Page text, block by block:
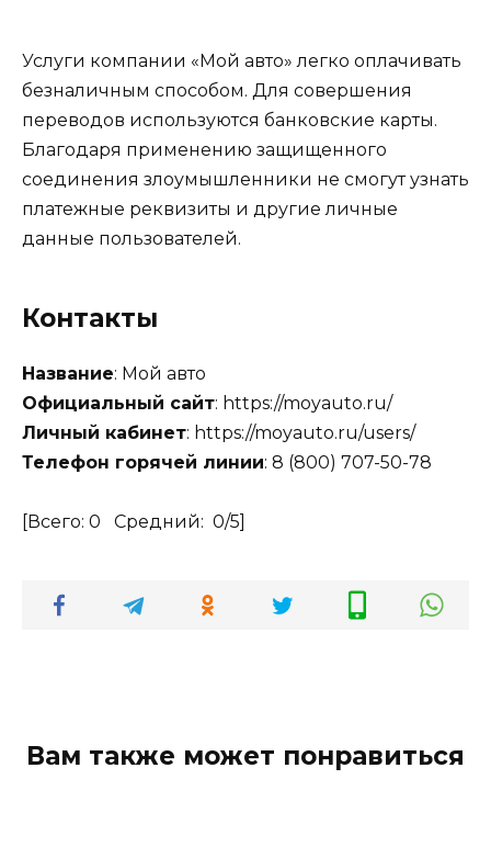
Услуги компании «Мой авто» легко оплачивать
безналичным способом. Для совершения
переводов используются банковские карты.
Благодаря применению защищенного
соединения злоумышленники не смогут узнать
платежные реквизиты и другие личные
данные пользователей.
Контакты
Название: Мой авто
Официальный сайт: https://moyauto.ru/
Личный кабинет: https://moyauto.ru/users/
Телефон горячей линии: 8 (800) 707-50-78
[Всего: 0 Средний: 0/5]
Вам также может понравиться